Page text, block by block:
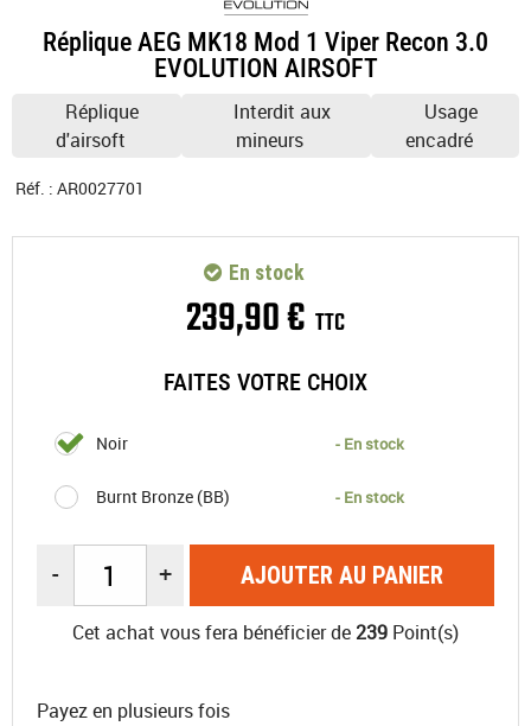
Réplique AEG MK18 Mod 1 Viper Recon 3.0
EVOLUTION AIRSOFT
Réplique
d'airsoft
Interdit aux
mineurs
Usage
encadré
Réf. : AR0027701
239,90€ TTC
FAITES VOTRE CHOIX
Noir - En stock
Burnt Bronze (BB) - En stock
En stock
- + AJOUTER AU PANIER
Cet achat vous fera bénéficier de 239 Point(s)
Payez en plusieurs fois